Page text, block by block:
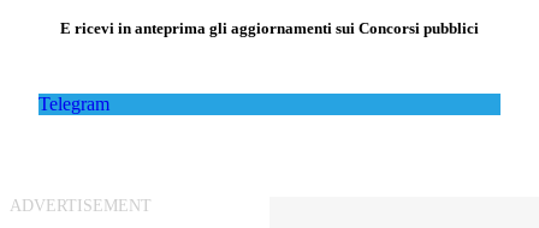
E ricevi in anteprima gli aggiornamenti sui Concorsi pubblici
Telegram